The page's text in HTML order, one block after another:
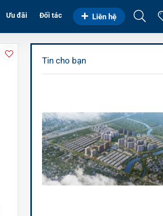
Ưu đãi Đối tác Liên hệ
Tin cho bạn